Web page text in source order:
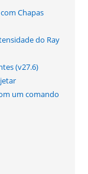
Chapas
do Ray
(v27.6)
um comando